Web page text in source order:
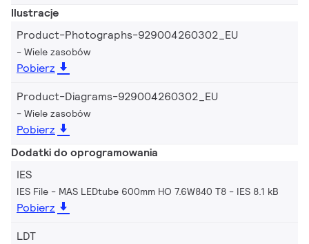
Ilustracje
Product-Photographs-929004260302_EU
Wiele zasobów
Pobierz
Product-Diagrams-929004260302_EU
Wiele zasobów
Pobierz
Dodatki do oprogramowania
IES
IES File - MAS LEDtube 600mm HO 7.6W840 T8 IES 8.1 kB
Pobierz
LDT